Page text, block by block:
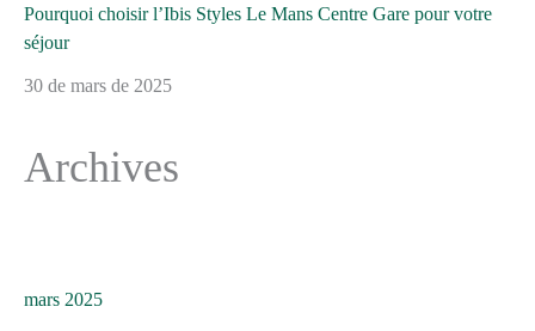
Pourquoi choisir l’Ibis Styles Le Mans Centre Gare pour votre
séjour
30 de mars de 2025
Archives
mars 2025